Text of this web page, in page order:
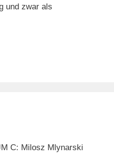
und zwar als
C: Milosz Mlynarski